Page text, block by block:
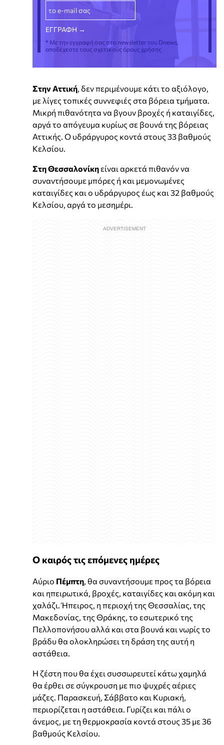
* Με την εγγραφή σας στο newsletter του Dnews,
αποδέχεστε τους σχετικούς όρους χρήσης
Στην Αττική , δεν περιμένουμε κάτι το αξιόλογο,
με λίγες τοπικές συννεφιές στα βόρεια τμήματα.
Μικρή πιθανότητα να βγουν βροχές ή καταιγίδες,
αργά το απόγευμα κυρίως σε βουνά της βόρειας
Αττικής. Ο υδράργυρος κοντά στους 33 βαθμούς
Κελσίου.
Στη Θεσσαλονίκη είναι αρκετά πιθανόν να
συναντήσουμε μπόρες ή και μεμονωμένες
καταιγίδες και ο υδράργυρος έως και 32 βαθμούς
Κελσίου, αργά το μεσημέρι.
Ο καιρός τις επόμενες ημέρες
Αύριο Πέμπτη, θα συναντήσουμε προς τα βόρεια
και ηπειρωτικά, βροχές, καταιγίδες και ακόμη και
χαλάζι. Ήπειρος, η περιοχή της Θεσσαλίας, της
Μακεδονίας, της Θράκης, το εσωτερικό της
Πελλοπονήσου αλλά και στα βουνά και νωρίς το
βράδυ θα ολοκληρώσει τη δράση της αυτή η
αστάθεια.
Η ζέστη που θα έχει συσσωρευτεί κάτω χαμηλά
θα έρθει σε σύγκρουση με πιο ψυχρές αέριες
μάζες. Παρασκευή, Σάββατο και Κυριακή,
περιορίζεται η αστάθεια. Γυρίζει και πάλι ο
άνεμος, με τη θερμοκρασία κοντά στους 35 με 36
βαθμούς Κελσίου.